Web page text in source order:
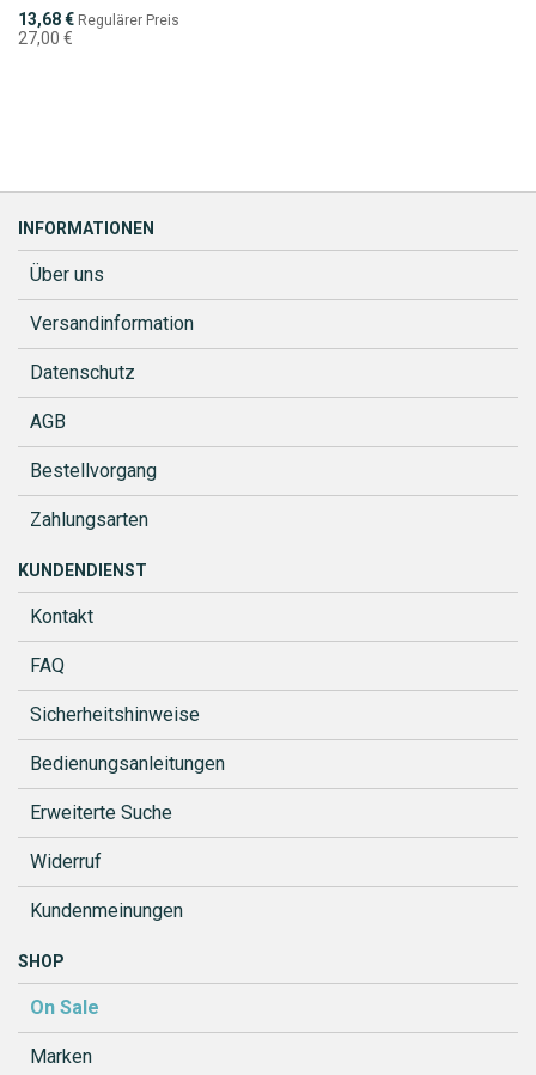
Sonderpreis
13,68 € Regulärer Preis
27,00 €
INFORMATIONEN
Über uns
Versandinformation
Datenschutz
AGB
Bestellvorgang
Zahlungsarten
KUNDENDIENST
Kontakt
FAQ
Sicherheitshinweise
Bedienungsanleitungen
Erweiterte Suche
Widerruf
Kundenmeinungen
SHOP
On Sale
Marken